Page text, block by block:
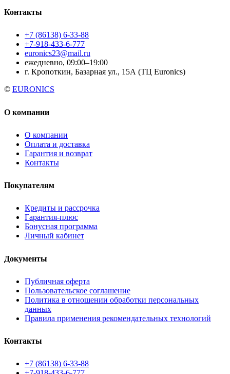
Контакты
+7 (86138) 6-33-88
+7-918-433-6-777
euronics23@mail.ru
ежедневно, 09:00–19:00
г. Кропоткин, Базарная ул., 15А (ТЦ Euronics)
© EURONICS
О компании
О компании
Оплата и доставка
Гарантия и возврат
Контакты
Покупателям
Кредиты и рассрочка
Гарантия-плюс
Бонусная программа
Личный кабинет
Документы
Публичная оферта
Пользовательское соглашение
Политика в отношении обработки персональных
данных
Правила применения рекомендательных технологий
Контакты
+7 (86138) 6-33-88